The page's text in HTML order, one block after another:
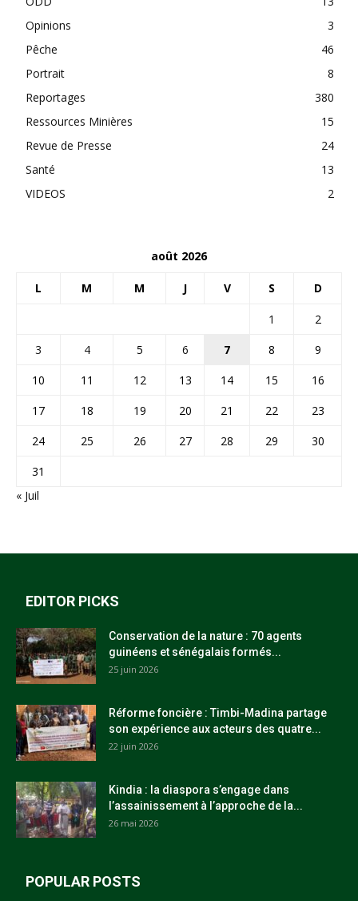
Opinions
3
Pêche
46
Portrait
8
Reportages
380
Ressources Minières
15
Revue de Presse
24
Santé
13
VIDEOS
2
août 2026
L M M J V S D
1
2
3
4 5 6 7 8
9
10
11 12 13 14 15
16
17
18 19 20 21 22
23
24
25 26 27 28 29
30
31
« Juil
EDITOR PICKS
Conservation de la nature : 70 agents
guinéens et sénégalais formés...
25 juin 2026
Réforme foncière : Timbi-Madina partage
son expérience aux acteurs des quatre...
22 juin 2026
Kindia : la diaspora s’engage dans
l’assainissement à l’approche de la...
26 mai 2026
POPULAR POSTS